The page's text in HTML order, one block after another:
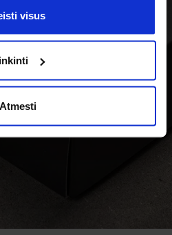
visus
Atmesti